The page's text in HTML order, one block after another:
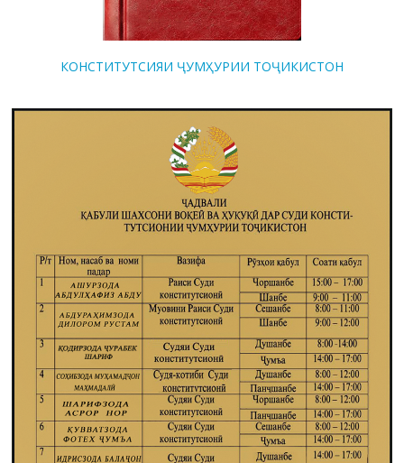
КОНСТИТУТСИЯИ ҶУМҲУРИИ ТОҶИКИСТОН